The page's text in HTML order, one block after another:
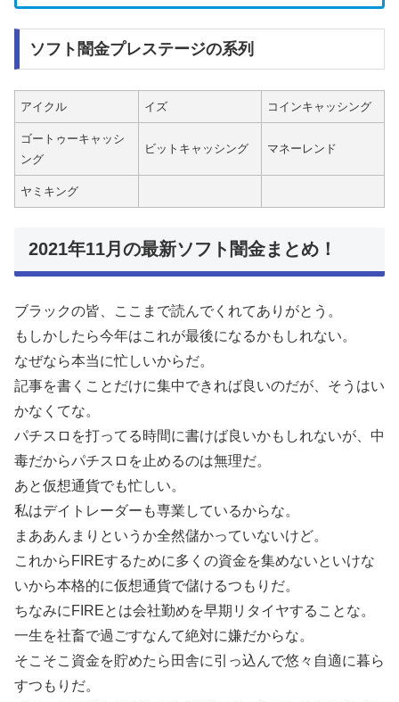
ソフト闇金プレステージの系列
アイクル イズ コインキャッシング
ゴートゥーキャッシ
ング
ビットキャッシング マネーレンド
ヤミキング
2021年11月の最新ソフト闇金まとめ！
ブラックの皆、ここまで読んでくれてありがとう。
もしかしたら今年はこれが最後になるかもしれない。
なぜなら本当に忙しいからだ。
記事を書くことだけに集中できれば良いのだが、そうはい
かなくてな。
パチスロを打ってる時間に書けば良いかもしれないが、中
毒だからパチスロを止めるのは無理だ。
あと仮想通貨でも忙しい。
私はデイトレーダーも専業しているからな。
まああんまりというか全然儲かっていないけど。
これからFIREするために多くの資金を集めないといけな
いから本格的に仮想通貨で儲けるつもりだ。
ちなみにFIREとは会社勤めを早期リタイヤすることな。
一生を社畜で過ごすなんて絶対に嫌だからな。
そこそこ資金を貯めたら田舎に引っ込んで悠々自適に暮ら
すつもりだ。